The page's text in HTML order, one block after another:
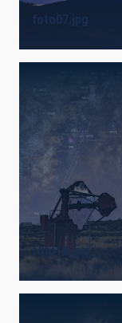
foto07.jpg
foto10.jpg